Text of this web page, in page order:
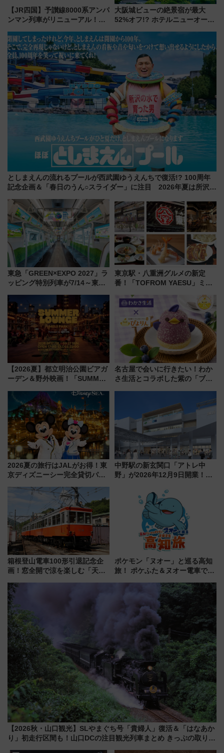
【JR四国】予讃線8000系アンパ
ンマン列車がリニューアル！内
今年12月
大阪城ビューの絶景宿が最大
52%オフ!? ホテルニューオータ
ール」で秋の関西旅を豪華にす
る方法（8月20日まで！）
としまえんの流れるプールが西武園ゆうえんちで復活!? 100周年
記念企画＆「春日のうん○スライダー」に注目 2026年夏は所沢へ
東急「GREEN×EXPO 2027」ラ
ッピング特別列車が7/14～東
ー！ 注目の編成やデザインまと
め
東京駅・八重洲グルメの新定
番！「TOFROM YAESU」ミシ
舗が集結した食の空間を徹底解
剖！（9/10開業）
【2026夏】都立明治公園ビアガ
ーデン＆野外映画！「SUMMER
ケジュール 夜風とビール、映画
を満喫！
名古屋で会いに行きたい！わか
さ生活とコラボした紫の「ブル
2026夏の旅行はJALがお得！東
京ディズニーシー完全貸切パー
ーン始まる 条件は「夏の国内
線に2回搭乗」
中野駅の新玄関口「アトレ中
野」が2026年12月9日開業！新
注目スポット
箱根登山電車100形引退記念企
画！窓全開で涼を楽しむ「天然
発売
ポケモン「ヌオー」と巡る高知
旅！ ポケふた＆ヌオー電車で楽
路の絶景と絶品グルメを満喫！
（7月18日スタート）
【2026秋・山口観光】SLやまぐち号「貴婦人」復活＆「はなあか
り」初走行区間も！山口DCの注目観光列車まとめ きっぷの取り方